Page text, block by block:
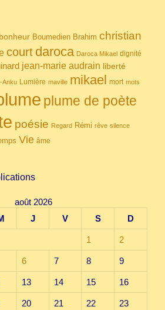
bonheur Boumedien Brahim christian
court daroca Daroca Mikael dignité
jean-marie audrain liberté
Anku Lumière maville mikael mort mots
plume de poète
poésie Regard Rémi rêve silence
Vie âme
août 2026
J V S D
1 2
6 7 8 9
13 14 15 16
20 21 22 23